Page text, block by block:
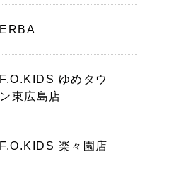
ERBA
F.O.KIDS ゆめタウ
ン東広島店
F.O.KIDS 楽々園店